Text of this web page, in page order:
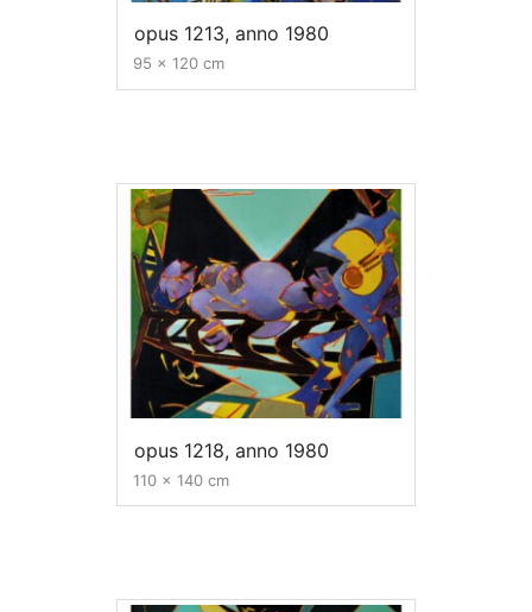
opus 1213, anno 1980
95 x 120 cm
opus 1218, anno 1980
110 x 140 cm